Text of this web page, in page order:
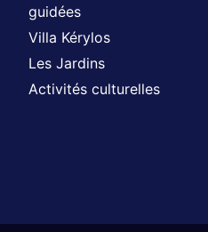
guidées
Villa Kérylos
Les Jardins
Activités culturelles